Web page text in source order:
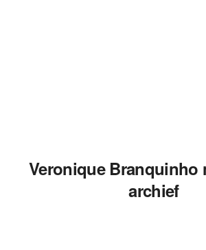
Veronique Branquinho
archief